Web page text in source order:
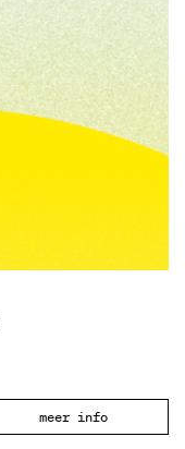
meer info